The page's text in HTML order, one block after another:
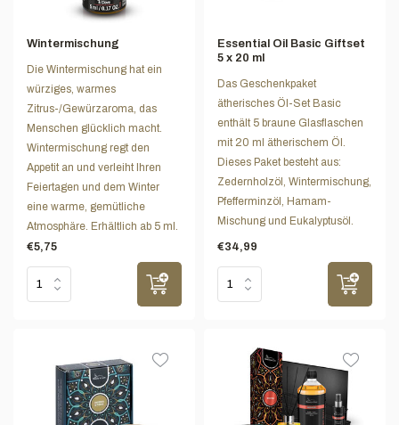
Wintermischung
Die Wintermischung hat ein
würziges, warmes
Zitrus-/Gewürzaroma, das
Menschen glücklich macht.
Wintermischung regt den
Appetit an und verleiht Ihren
Feiertagen und dem Winter
eine warme, gemütliche
Atmosphäre. Erhältlich ab 5 ml.
€5,75
Essential Oil Basic Giftset
5 x 20 ml
Das Geschenkpaket
ätherisches Öl-Set Basic
enthält 5 braune Glasflaschen
mit 20 ml ätherischem Öl.
Dieses Paket besteht aus:
Zedernholzöl, Wintermischung,
Pfefferminzöl, Hamam-
Mischung und Eukalyptusöl.
€34,99